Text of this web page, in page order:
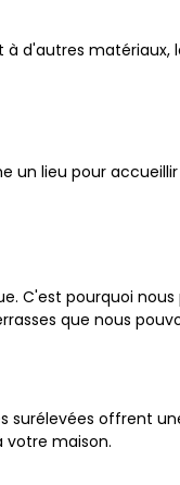
d'autres
lieu pour
C'est pourquoi
que nous
surélevées offrent
votre maison.